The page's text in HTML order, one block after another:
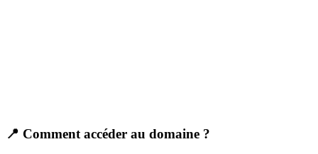
📍 Comment accéder au domaine ?